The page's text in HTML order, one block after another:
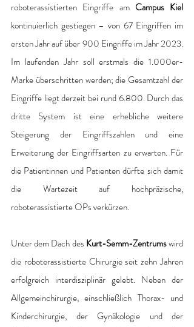
roboterassistierten Eingriffe am Campus Kiel
kontinuierlich gestiegen – von 67 Eingriffen im
ersten Jahr auf über 900 Eingriffe im Jahr 2023.
Im laufenden Jahr soll erstmals die 1.000er-
Marke überschritten werden; die Gesamtzahl der
Eingriffe liegt derzeit bei rund 6.800. Durch das
dritte System ist eine erhebliche weitere
Steigerung der Eingriffszahlen und eine
Erweiterung der Eingriffsarten zu erwarten. Für
die Patientinnen und Patienten dürfte sich damit
die Wartezeit auf hochpräzische,
roboterassistierte OPs verkürzen.
Unter dem Dach des Kurt-Semm-Zentrums wird
die roboterassistierte Chirurgie seit zehn Jahren
erfolgreich interdisziplinär gelebt. Neben der
Allgemeinchirurgie, einschließlich Thorax- und
Kinderchirurgie, der Gynäkologie und der